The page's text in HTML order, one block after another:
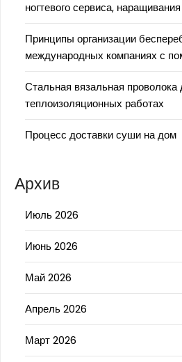
ногтевого сервиса,
Принципы организации
международных компаниях с
Стальная вязальная
теплоизоляционных работах
Процесс доставки суши на дом
Архив
Июль 2026
Июнь 2026
Май 2026
Апрель 2026
Март 2026